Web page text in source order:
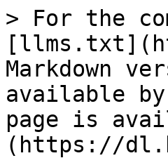
> For the
Markdown
available
page is
(https://